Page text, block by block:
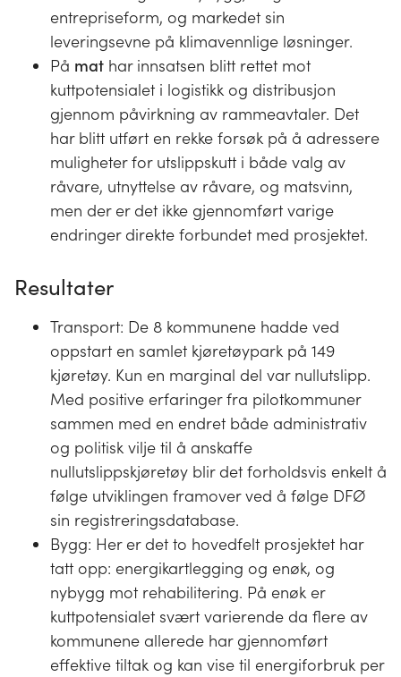
entrepriseform, og markedet sin
leveringsevne på klimavennlige løsninger.
På mat har innsatsen blitt rettet mot
kuttpotensialet i logistikk og distribusjon
gjennom påvirkning av rammeavtaler. Det
har blitt utført en rekke forsøk på å adressere
muligheter for utslippskutt i både valg av
råvare, utnyttelse av råvare, og matsvinn,
men der er det ikke gjennomført varige
endringer direkte forbundet med prosjektet.
Resultater
Transport: De 8 kommunene hadde ved
oppstart en samlet kjøretøypark på 149
kjøretøy. Kun en marginal del var nullutslipp.
Med positive erfaringer fra pilotkommuner
sammen med en endret både administrativ
og politisk vilje til å anskaffe
nullutslippskjøretøy blir det forholdsvis enkelt å
følge utviklingen framover ved å følge DFØ
sin registreringsdatabase.
Bygg: Her er det to hovedfelt prosjektet har
tatt opp: energikartlegging og enøk, og
nybygg mot rehabilitering. På enøk er
kuttpotensialet svært varierende da flere av
kommunene allerede har gjennomført
effektive tiltak og kan vise til energiforbruk per